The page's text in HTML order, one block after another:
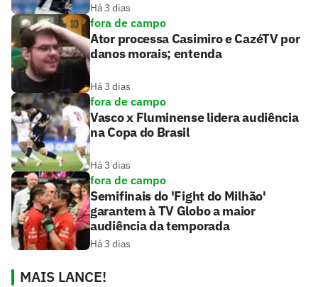
Há 3 dias
fora de campo
Ator processa Casimiro e CazéTV por
danos morais; entenda
Há 3 dias
fora de campo
Vasco x Fluminense lidera audiência
na Copa do Brasil
Há 3 dias
fora de campo
Semifinais do 'Fight do Milhão'
garantem à TV Globo a maior
audiência da temporada
Há 3 dias
MAIS LANCE!